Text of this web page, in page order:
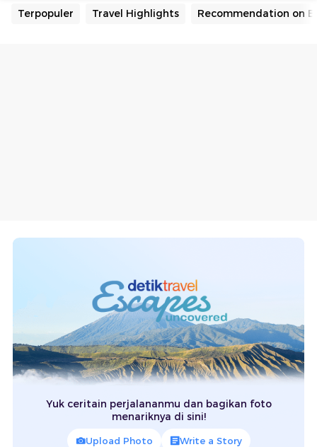
Terpopuler Travel Highlights Recommendation on
Yuk ceritain perjalananmu dan bagikan foto
menariknya di sini!
Upload Photo Write a Story